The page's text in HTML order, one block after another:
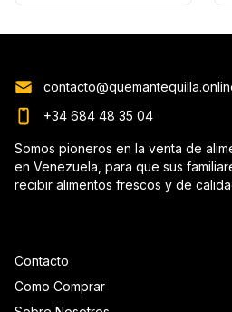
Contacto
Como Comprar
+34 684 48 35 04
Somos pioneros en la venta de
en Venezuela, para que sus
recibir alimentos frescos y de